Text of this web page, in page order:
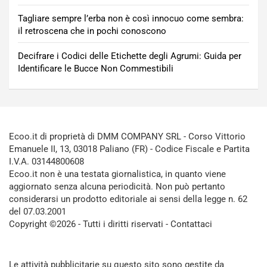
Tagliare sempre l’erba non è così innocuo come sembra:
il retroscena che in pochi conoscono
Decifrare i Codici delle Etichette degli Agrumi: Guida per
Identificare le Bucce Non Commestibili
Ecoo.it di proprietà di DMM COMPANY SRL - Corso Vittorio
Emanuele II, 13, 03018 Paliano (FR) - Codice Fiscale e Partita
I.V.A. 03144800608
Ecoo.it non è una testata giornalistica, in quanto viene
aggiornato senza alcuna periodicità. Non può pertanto
considerarsi un prodotto editoriale ai sensi della legge n. 62
del 07.03.2001
Copyright ©2026 - Tutti i diritti riservati - Contattaci
Le attività pubblicitarie su questo sito sono gestite da